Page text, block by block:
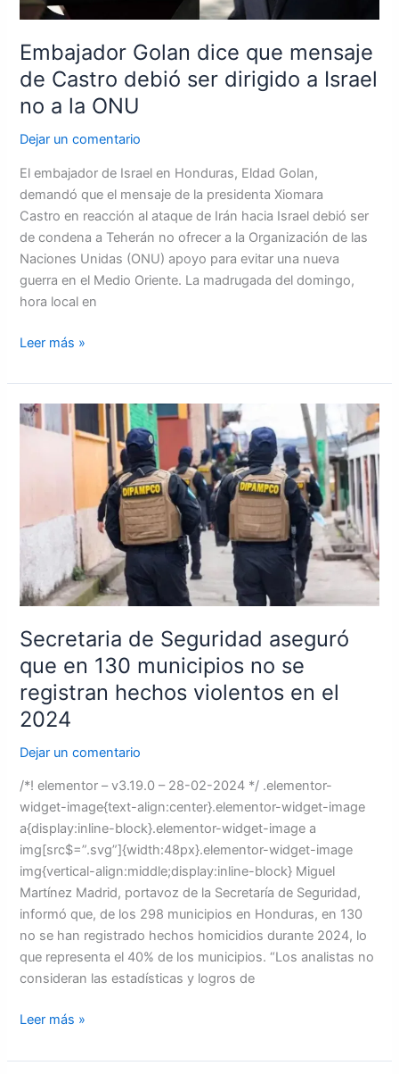
Embajador Golan dice que mensaje
de Castro debió ser dirigido a Israel
no a la ONU
Dejar un comentario
El embajador de Israel en Honduras, Eldad Golan,
demandó que el mensaje de la presidenta Xiomara
Castro en reacción al ataque de Irán hacia Israel debió ser
de condena a Teherán no ofrecer a la Organización de las
Naciones Unidas (ONU) apoyo para evitar una nueva
guerra en el Medio Oriente. La madrugada del domingo,
hora local en
a
no
la
ONU
Leer más »
Secretaria de Seguridad aseguró
que en 130 municipios no se
registran hechos violentos en el
2024
Dejar un comentario
/*! elementor – v3.19.0 – 28-02-2024 */ .elementor-
widget-image{text-align:center}.elementor-widget-image
a{display:inline-block}.elementor-widget-image a
img[src$=”.svg”]{width:48px}.elementor-widget-image
img{vertical-align:middle;display:inline-block} Miguel
Martínez Madrid, portavoz de la Secretaría de Seguridad,
informó que, de los 298 municipios en Honduras, en 130
no se han registrado hechos homicidios durante 2024, lo
que representa el 40% de los municipios. “Los analistas no
consideran las estadísticas y logros de
Secretaria
municipios
no
se
registran
hechos
violentos
en
el
Leer más »